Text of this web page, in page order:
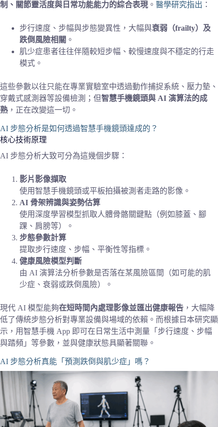
制、關節靈活度與日常功能能力的綜合表現 。 醫學研究指出 ：
步行速度、步幅與步態變異性，大幅與衰弱（frailty）及
跌倒風險相關 。
肌少症患者往往伴隨較短步幅、較慢速度與不穩定的行走
模式。
這些參數以往只能在專業實驗室中透過動作捕捉系統、壓力墊、
穿戴式感測器等設備檢測；但智慧手機鏡頭與 AI 演算法的成
熟 ，正在改變這一切。
AI 步態分析是如何透過智慧手機鏡頭達成的？
核心技術原理
AI 步態分析大致可分為這幾個步驟：
影片影像擷取
使用智慧手機鏡頭或平板拍攝被測者走路的影像。
AI 骨架辨識與姿勢估算
使用深度學習模型抓取人體骨骼關鍵點（例如膝蓋、腳
踝、肩膀等）。
步態參數計算
提取步行速度、步幅、平衡性等指標。
健康風險模型判斷
由 AI 演算法分析參數是否落在某風險區間（如可能的肌
少症、衰弱或跌倒風險）。
現代 AI 模型能夠在短時間內處理影像並匯出健康報告 ，大幅降
低了傳統步態分析對專業設備與場域的依賴。而根據日本研究顯
示，用智慧手機 App 即可在日常生活中測量「步行速度、步幅
與踏頻」等參數，並與健康狀態具顯著關聯。
AI 步態分析真能「預測跌倒與肌少症」嗎？